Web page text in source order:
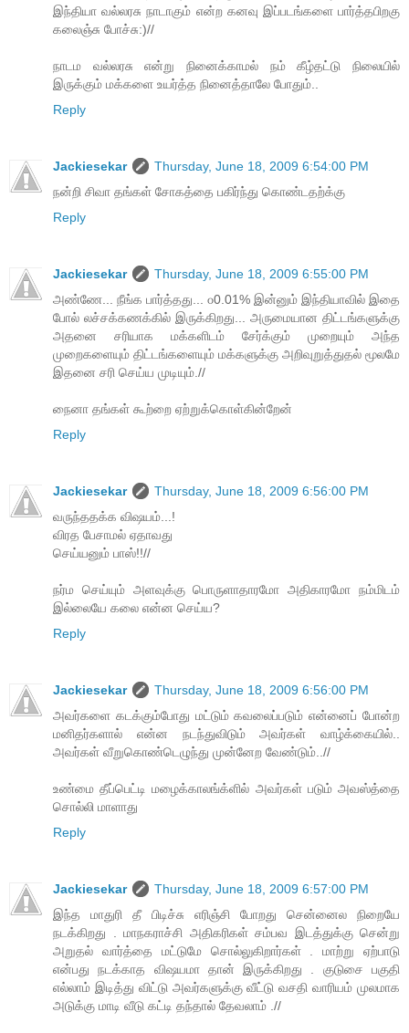
இந்தியா வல்லரசு நாடாகும் என்ற கனவு இப்படங்களை பார்த்தபிறகு
கலைஞ்சு போச்சு:)//
நாடம வல்லரசு என்று நினைக்காமல் நம் கீழ்தட்டு நிலையில்
இருக்கும் மக்களை உயர்த்த நினைத்தாலே போதும்..
Reply
Jackiesekar
Thursday, June 18, 2009 6:54:00 PM
நன்றி சிவா தங்கள் சோகத்தை பகிர்ந்து கொண்டதற்க்கு
Reply
Jackiesekar
Thursday, June 18, 2009 6:55:00 PM
அண்ணே... நீங்க பார்த்தது... ௦0.01% இன்னும் இந்தியாவில் இதை
போல் லச்சக்கணக்கில் இருக்கிறது... அருமையான திட்டங்களுக்கு
அதனை சரியாக மக்களிடம் சேர்க்கும் முறையும் அந்த
முறைகளையும் திட்டங்களையும் மக்களுக்கு அறிவுறுத்துதல் மூலமே
இதனை சரி செய்ய முடியும்.//
நைனா தங்கள் கூற்றை ஏற்றுக்கொள்கின்றேன்
Reply
Jackiesekar
Thursday, June 18, 2009 6:56:00 PM
வருந்ததக்க விஷயம்...!
விரத பேசாமல் ஏதாவது
செய்யனும் பாஸ்!!//
நர்ம செய்யும் அளவுக்கு பொருளாதாரமோ அதிகாரமோ நம்மிடம்
இல்லையே கலை என்ன செய்ய?
Reply
Jackiesekar
Thursday, June 18, 2009 6:56:00 PM
அவர்களை கடக்கும்போது மட்டும் கவலைப்படும் என்னைப் போன்ற
மனிதர்களால் என்ன நடந்துவிடும் அவர்கள் வாழ்க்கையில்..
அவர்கள் வீறுகொண்டெழுந்து முன்னேற வேண்டும்..//
உண்மை தீப்பெட்டி மழைக்காலங்க்ளில் அவர்கள் படும் அவஸ்த்தை
சொல்லி மாளாது
Reply
Jackiesekar
Thursday, June 18, 2009 6:57:00 PM
இந்த மாதுரி தீ பிடிச்சு எரிஞ்சி போறது சென்னைல நிறையே
நடக்கிறது . மாநகராச்சி அதிகரிகள் சம்பவ இடத்துக்கு சென்று
அறுதல் வார்த்தை மட்டுமே சொல்லுகிறார்கள் . மாற்று ஏற்பாடு
என்பது நடக்காத விஷயமா தான் இருக்கிறது . குடுசை பகுதி
எல்லாம் இடித்து விட்டு அவர்களுக்கு வீட்டு வசதி வாரியம் முலமாக
அடுக்கு மாடி வீடு கட்டி தந்தால் தேவலாம் .//